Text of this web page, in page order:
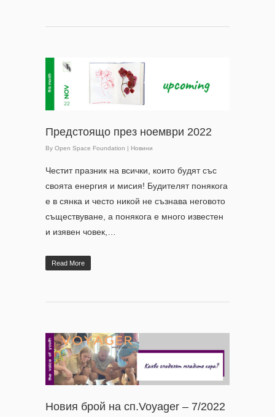
Предстоящо през ноември 2022
By Open Space Foundation | Новини
Честит празник на всички, които будят със
своята енергия и мисия! Будителят понякога
е в сянка и често никой не съзнава неговото
съществуване, а понякога е много известен
и изявен човек,…
Read More
Новия брой на сп.Voyager – 7/2022